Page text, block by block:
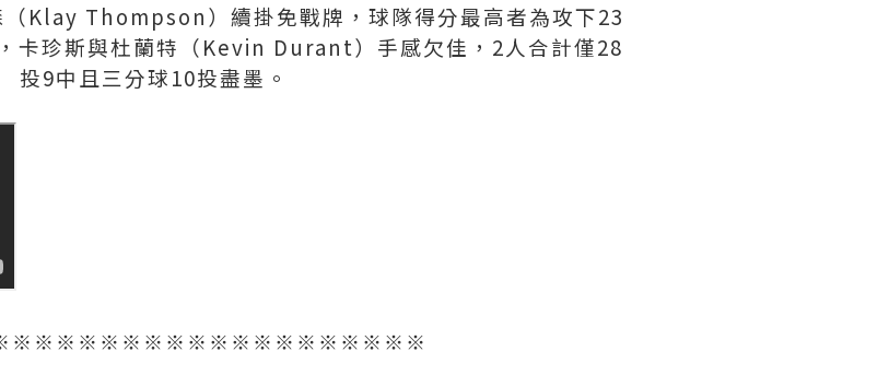
Klay Thompson）續掛免戰牌，球隊得分最高者為攻下23
珍斯與杜蘭特（Kevin Durant）手感欠佳，2人合計僅28
投9中且三分球10投盡墨。